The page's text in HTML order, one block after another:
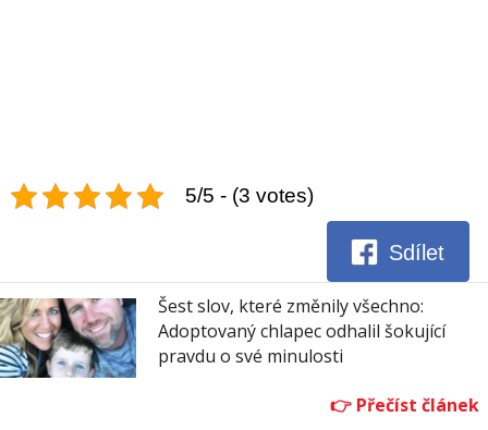
5/5 - (3 votes)
Sdílet
Šest slov, které změnily všechno:
Adoptovaný chlapec odhalil šokující
pravdu o své minulosti